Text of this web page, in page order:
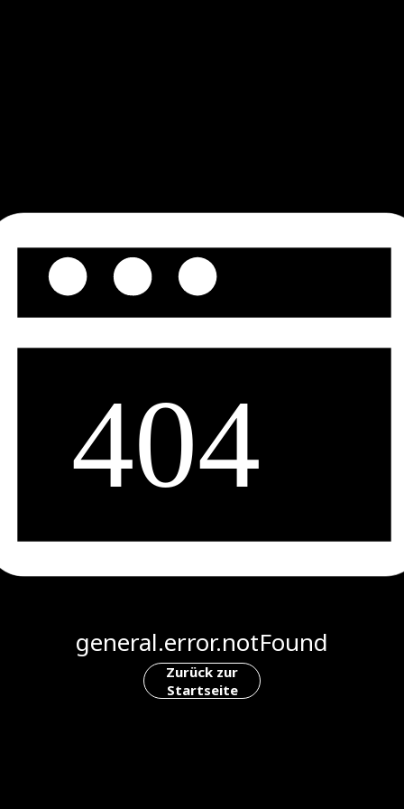
general.error.notFound
Zurück zur
Startseite